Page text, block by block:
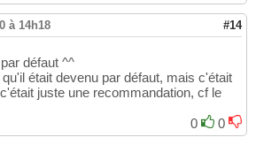
à 14h18 #14
défaut ^^
était devenu par défaut, mais c'était
juste une recommandation, cf le
0
0